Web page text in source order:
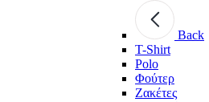
Back
T-Shirt
Polo
Φούτερ
Ζακέτες